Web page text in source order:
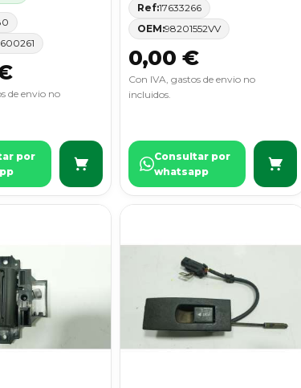
de envio no
por
Ref:17633266
OEM:98201552VV
0,00 €
Con IVA, gastos de envio no
incluidos.
Consultar por
whatsapp